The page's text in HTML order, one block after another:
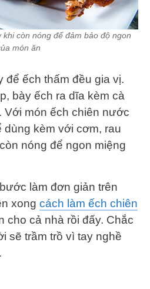
còn nóng để đảm bảo độ ngon
món ăn
để ếch thấm đều gia vị.
bày ếch ra dĩa kèm cà
Với món ếch chiên nước
dùng kèm với cơm, rau
nóng để ngon miệng
làm đơn giản trên
xong cách làm ếch chiên
cho cả nhà rồi đấy. Chắc
sẽ trầm trồ vì tay nghề